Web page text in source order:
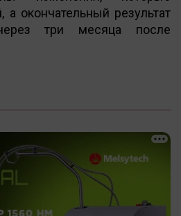
а окончательный результат
три месяца после